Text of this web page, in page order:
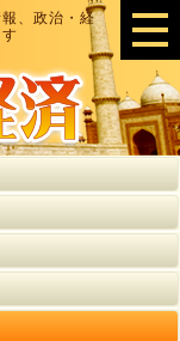
、政治・経